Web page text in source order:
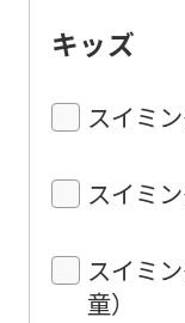
キッズ
スイミ
スイミ
スイミ
童）